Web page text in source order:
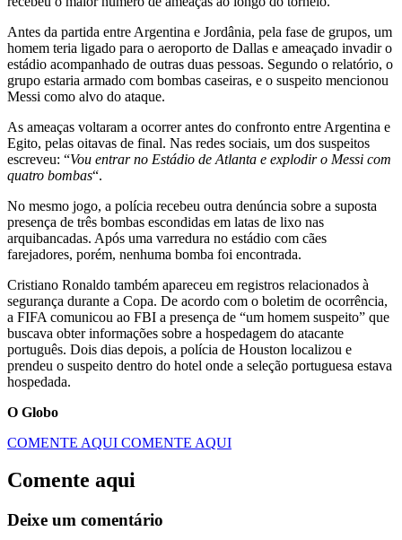
Antes da partida entre Argentina e Jordânia, pela fase de grupos, um
homem teria ligado para o aeroporto de Dallas e ameaçado invadir o
estádio acompanhado de outras duas pessoas. Segundo o relatório, o
grupo estaria armado com bombas caseiras, e o suspeito mencionou
Messi como alvo do ataque.
As ameaças voltaram a ocorrer antes do confronto entre Argentina e
Egito, pelas oitavas de final. Nas redes sociais, um dos suspeitos
escreveu: “Vou entrar no Estádio de Atlanta e explodir o Messi com
quatro bombas“.
No mesmo jogo, a polícia recebeu outra denúncia sobre a suposta
presença de três bombas escondidas em latas de lixo nas
arquibancadas. Após uma varredura no estádio com cães
farejadores, porém, nenhuma bomba foi encontrada.
Cristiano Ronaldo também apareceu em registros relacionados à
segurança durante a Copa. De acordo com o boletim de ocorrência,
a FIFA comunicou ao FBI a presença de “um homem suspeito” que
buscava obter informações sobre a hospedagem do atacante
português. Dois dias depois, a polícia de Houston localizou e
prendeu o suspeito dentro do hotel onde a seleção portuguesa estava
hospedada.
O Globo
COMENTE AQUI COMENTE AQUI
Comente aqui
Deixe um comentário